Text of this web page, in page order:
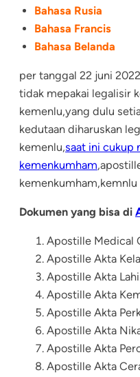
Bahasa Rusia
Bahasa Francis
Bahasa Belanda
per tanggal 22 juni
tidak mepakai legalisir
kemenlu,yang dulu
kedutaan diharuskan
kemenlu,saat ini cukup
kemenkumham
kemenkumham,kemnlu
Dokumen yang bisa di
Apostille Medical
Apostille Akta
Apostille Akta
Apostille Akta
Apostille Akta
Apostille Akta
Apostille Akta
Apostille Akta